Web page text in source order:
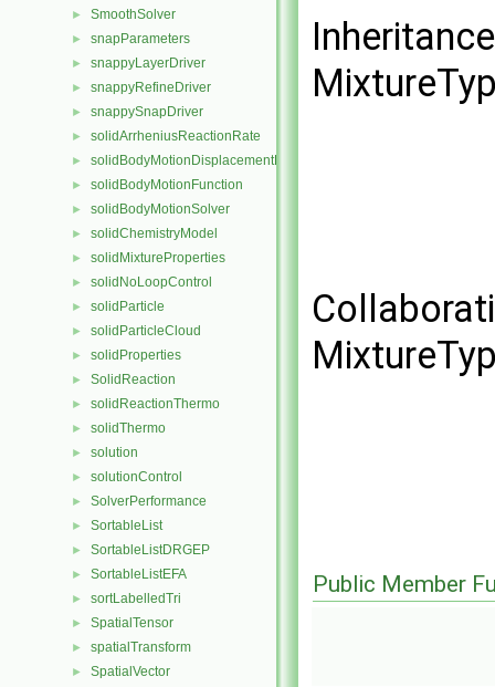
► SmoothSolver
► snapParameters
► snappyLayerDriver
► snappyRefineDriver
► snappySnapDriver
► solidArrheniusReactionRate
► solidBodyMotionDisplacementPointPatchVectorField
► solidBodyMotionFunction
► solidBodyMotionSolver
► solidChemistryModel
► solidMixtureProperties
► solidNoLoopControl
► solidParticle
► solidParticleCloud
► solidProperties
► SolidReaction
► solidReactionThermo
► solidThermo
► solution
► solutionControl
► SolverPerformance
► SortableList
► SortableListDRGEP
► SortableListEFA
► sortLabelledTri
► SpatialTensor
► spatialTransform
► SpatialVector
Public Member